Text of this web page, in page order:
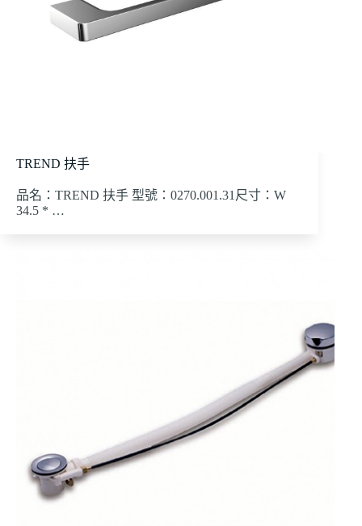
TREND 扶手
品名：TREND 扶手 型號：0270.001.31尺寸：W
34.5 * …